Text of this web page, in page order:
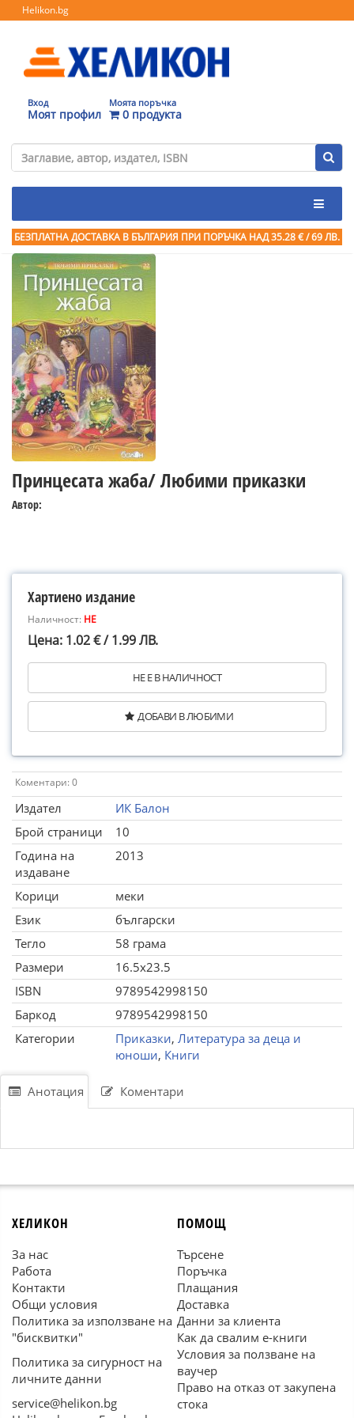
Helikon.bg
Вход
Моят профил
Моята поръчка
0 продукта
БЕЗПЛАТНА ДОСТАВКА В БЪЛГАРИЯ ПРИ ПОРЪЧКА НАД 35.28 € / 69 ЛВ.
Принцесата жаба/ Любими приказки
Автор:
Хартиено издание
Наличност: НЕ
Цена: 1.02 € / 1.99 ЛВ.
НЕ Е В НАЛИЧНОСТ
ДОБАВИ В ЛЮБИМИ
Коментари: 0
Издател
ИК Балон
Брой страници
10
Година на
издаване
2013
Корици
меки
Език
български
Тегло
58 грама
Размери
16.5x23.5
ISBN
9789542998150
Баркод
9789542998150
Категории
Приказки, Литература за деца и
юноши, Книги
Анотация Коментари
ХЕЛИКОН
За нас
Работа
Контакти
Общи условия
Политика за използване на
"бисквитки"
Политика за сигурност на
личните данни
service@helikon.bg
ПОМОЩ
Търсене
Поръчка
Плащания
Доставка
Данни за клиента
Как да свалим е-книги
Условия за ползване на
ваучер
Право на отказ от закупена
стока